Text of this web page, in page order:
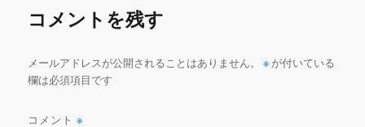
k
コメントを残す
メールアドレスが公開されることはありません。 ※ が付いている
欄は必須項目です
コメント※